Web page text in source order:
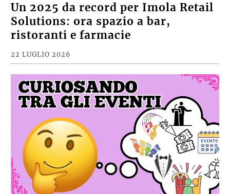
Un 2025 da record per Imola Retail
Solutions: ora spazio a bar,
ristoranti e farmacie
22 LUGLIO 2026